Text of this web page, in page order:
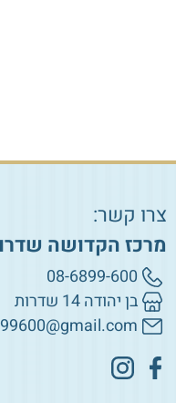
צרו קשר:
מרכז הקדושה
08-6899-600
בן יהודה 14 שדרות